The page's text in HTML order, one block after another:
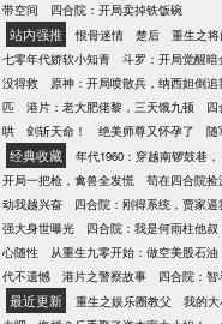
带空间
四合院：开局卖掉铁饭碗
站内强推 恨骨迷情 楚后 重生之
七零年代娇软小知青
斗罗：开局觉醒
没得救
原神：开局喷散兵，纳西妲倒追
匹
港片：老大肥佬黎，三天饿九顿 四
哄
剑斩天命！ 绝美师尊又怀孕了 随
经典收藏 年代1960：穿越南锣鼓巷，
开局一把枪，禽兽全发慌
苟在四合院捡
动我越兴奋
四合院：刚得系统，贾家逼
强大身世曝光
四合院：我是何雨柱他叔
心随性
从重生九零开始：做空美股石油
代不遗憾
港片之警察故事 四合院：智
最近更新 重生之娱乐圈教父 我的